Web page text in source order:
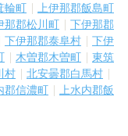
輪町
上伊那郡飯島町
那郡松川町
下伊那郡
下伊那郡泰阜村
下伊
木曽郡木曽町
東筑
村
北安曇郡白馬村
郡信濃町
上水内郡飯